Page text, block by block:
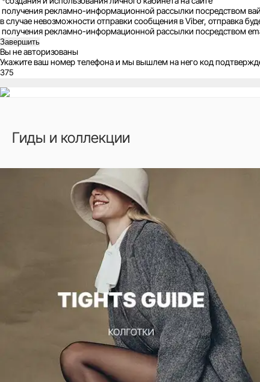
получения рекламно-информационной рассылки посредством
в случае невозможности отправки сообщения в Viber, отправка
получения рекламно-информационной рассылки посредством
Завершить
Вы не авторизованы
Укажите ваш номер телефона и мы вышлем на него код
Гиды и коллекции